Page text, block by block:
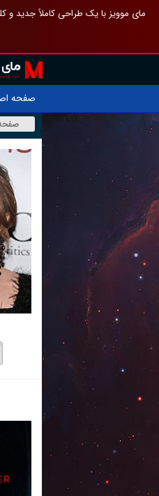
مای موویز با یک طراحی کاملاً جدید
صفحه